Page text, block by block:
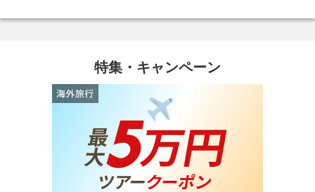
特集・キャンペーン